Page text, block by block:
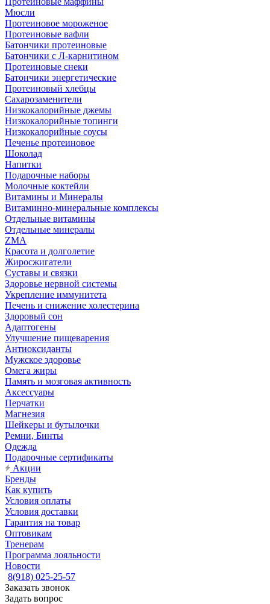
Мюсли
Протеиновое мороженое
Протеиновые вафли
Батончики протеиновые
Батончики с Л-карнитином
Протеиновые снеки
Батончики энергетические
Протеиновый хлебцы
Сахарозаменители
Низкокалорийные джемы
Низкокалорийные топинги
Низкокалорийные соусы
Печенье протеиновое
Шоколад
Напитки
Подарочные наборы
Молочные коктейли
Витамины и Минералы
Витаминно-минеральные комплексы
Отдельные витамины
Отдельные минералы
ZMA
Красота и долголетие
Жиросжигатели
Суставы и связки
Здоровье нервной системы
Укрепление иммунитета
Печень и снижение холестерина
Здоровый сон
Адаптогены
Улучшение пищеварения
Антиоксиданты
Мужское здоровье
Омега жиры
Память и мозговая активность
Аксессуары
Перчатки
Магнезия
Шейкеры и бутылочки
Ремни, Бинты
Одежда
Подарочные сертификаты
Акции
Бренды
Как купить
Условия оплаты
Условия доставки
Гарантия на товар
Оптовикам
Тренерам
Программа лояльности
Новости
8(918) 025-25-57
Заказать звонок
Задать вопрос